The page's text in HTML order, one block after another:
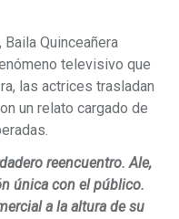
Quinceañera
televisivo que
las actrices trasladan
un relato cargado de
reencuentro. Ale,
única con el público.
a la altura de su